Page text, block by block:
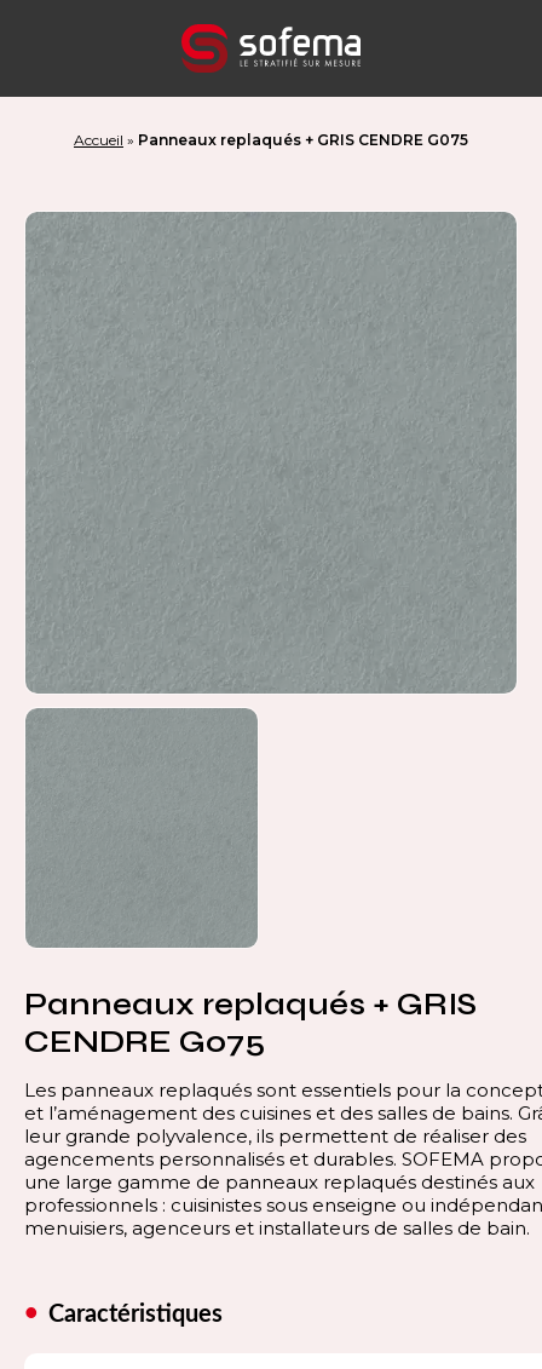
Accueil » Panneaux replaqués + GRIS CENDRE G075
Panneaux replaqués + GRIS
CENDRE G075
Les panneaux replaqués sont essentiels pour la
et l’aménagement des cuisines et des salles de bains.
leur grande polyvalence, ils permettent de réaliser des
agencements personnalisés et durables. SOFEMA
une large gamme de panneaux replaqués destinés aux
professionnels : cuisinistes sous enseigne ou
menuisiers, agenceurs et installateurs de salles de bain.
Caractéristiques